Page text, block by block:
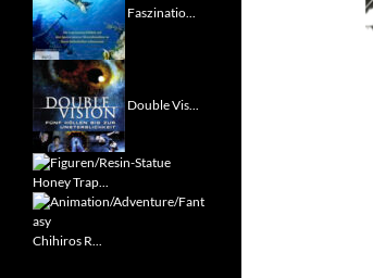
Faszinatio...
Double Vis...
Honey Trap...
Chihiros R...